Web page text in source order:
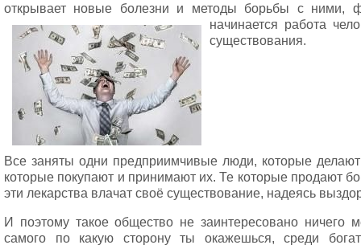
открывает новые болезни и методы борьбы с ними,
начинается работа
существования.
Все заняты одни предприимчивые люди, которые
которые покупают и принимают их. Те которые продают
эти лекарства влачат своё существование, надеясь
И поэтому такое общество не заинтересовано ничего
самого по какую сторону ты окажешься, среди